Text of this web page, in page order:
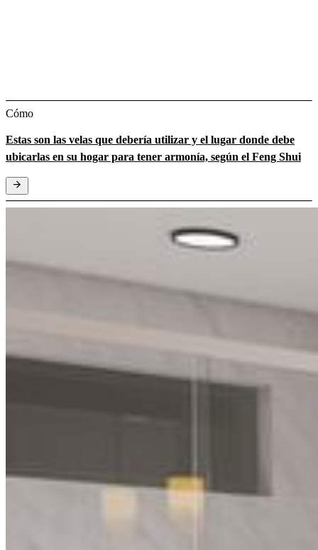
Cómo
Estas son las velas que debería utilizar y el lugar donde debe
ubicarlas en su hogar para tener armonía, según el Feng Shui